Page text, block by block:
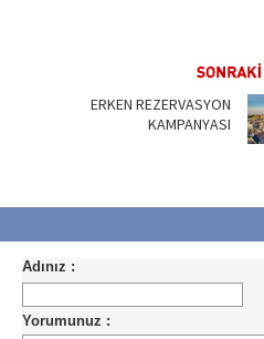
ERKEN REZERVASYON
KAMPANYASI